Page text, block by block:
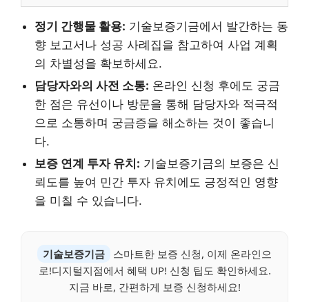
정기 간행물 활용: 기술보증기금에서 발간하는 동
향 보고서나 성공 사례집을 참고하여 사업 계획
의 차별성을 확보하세요.
담당자와의 사전 소통: 온라인 신청 후에도 궁금
한 점은 유선이나 방문을 통해 담당자와 적극적
으로 소통하며 궁금증을 해소하는 것이 좋습니
다.
보증 연계 투자 유치: 기술보증기금의 보증은 신
뢰도를 높여 민간 투자 유치에도 긍정적인 영향
을 미칠 수 있습니다.
기술보증기금
스마트한 보증 신청, 이제 온라인으
로!디지털지점에서 혜택 UP! 신청 팁도 확인하세요.
지금 바로, 간편하게 보증 신청하세요!